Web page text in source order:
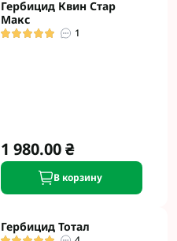
Гербицид Квин Стар
Макс
1
1 980.00 ₴
В корзину
Гербицид Тотал